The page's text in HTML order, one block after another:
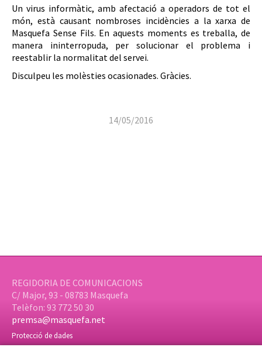
Un virus informàtic, amb afectació a operadors de tot el
món, està causant nombroses incidències a la xarxa de
Masquefa Sense Fils. En aquests moments es treballa, de
manera ininterropuda, per solucionar el problema i
reestablir la normalitat del servei.
Disculpeu les molèsties ocasionades. Gràcies.
14/05/2016
REGIDORIA DE COMUNICACIONS
C/ Major, 93 - 08783 Masquefa
Telèfon: 93 772 50 30
premsa@masquefa.net
Protecció de dades